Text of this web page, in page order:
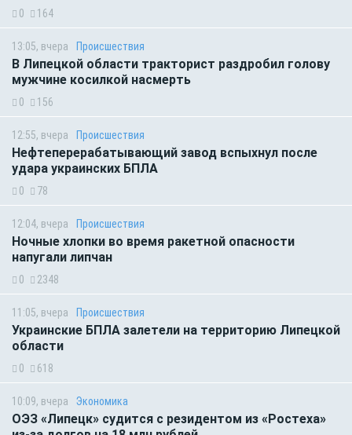
0 164
13:05, вчера Происшествия
В Липецкой области тракторист раздробил голову
мужчине косилкой насмерть
0 156
12:55, вчера Происшествия
Нефтеперерабатывающий завод вспыхнул после
удара украинских БПЛА
0 78
12:04, вчера Происшествия
Ночные хлопки во время ракетной опасности
напугали липчан
0 2348
11:05, вчера Происшествия
Украинские БПЛА залетели на территорию Липецкой
области
0 618
10:09, вчера Экономика
ОЭЗ «Липецк» судится с резидентом из «Ростеха»